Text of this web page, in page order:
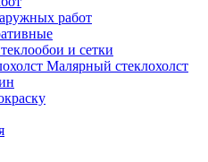
работ
и сетки
Малярный стеклохолст